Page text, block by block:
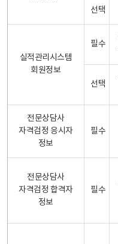
선택
실적관리시스템
회원정보
필수
선택
전문상담사
자격검정 응시자
정보
필수
전문상담사
자격검정 합격자
정보
필수